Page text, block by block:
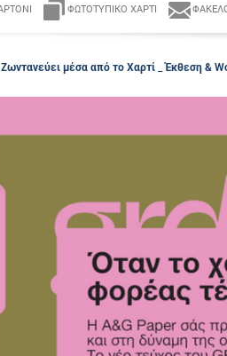
ΦΩΤΟΤΥΠΙΚΌ ΧΑΡΤΊ
μέσα από το Χαρτί _ Έκθεση &